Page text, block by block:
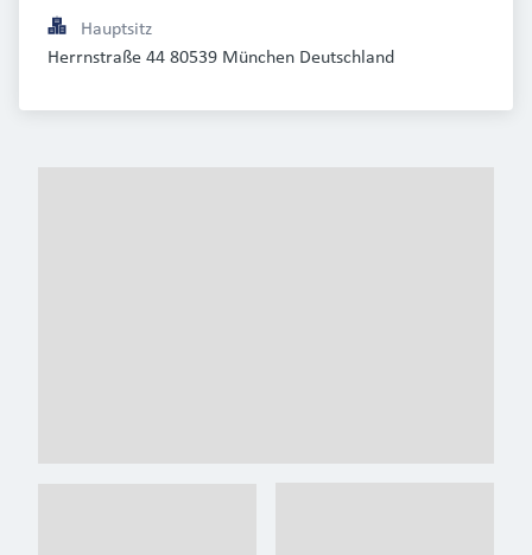
Hauptsitz
Herrnstraße 44 80539 München Deutschland